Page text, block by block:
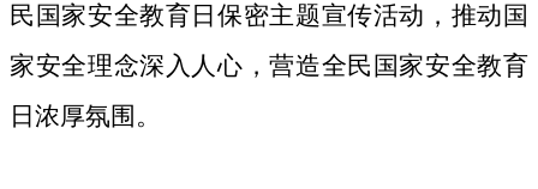
民国家安全教育日保密主题宣传活动，推动国
家安全理念深入人心，营造全民国家安全教育
日浓厚氛围。